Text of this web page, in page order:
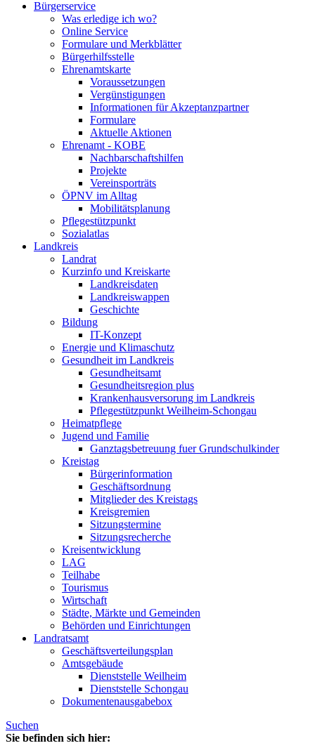
Bürgerservice
Was erledige ich wo?
Online Service
Formulare und Merkblätter
Bürgerhilfsstelle
Ehrenamtskarte
Voraussetzungen
Vergünstigungen
Informationen für Akzeptanzpartner
Formulare
Aktuelle Aktionen
Ehrenamt - KOBE
Nachbarschaftshilfen
Projekte
Vereinsporträts
ÖPNV im Alltag
Mobilitätsplanung
Pflegestützpunkt
Sozialatlas
Landkreis
Landrat
Kurzinfo und Kreiskarte
Landkreisdaten
Landkreiswappen
Geschichte
Bildung
IT-Konzept
Energie und Klimaschutz
Gesundheit im Landkreis
Gesundheitsamt
Gesundheitsregion plus
Krankenhausversorung im Landkreis
Pflegestützpunkt Weilheim-Schongau
Heimatpflege
Jugend und Familie
Ganztagsbetreuung fuer Grundschulkinder
Kreistag
Bürgerinformation
Geschäftsordnung
Mitglieder des Kreistags
Kreisgremien
Sitzungstermine
Sitzungsrecherche
Kreisentwicklung
LAG
Teilhabe
Tourismus
Wirtschaft
Städte, Märkte und Gemeinden
Behörden und Einrichtungen
Landratsamt
Geschäftsverteilungsplan
Amtsgebäude
Dienststelle Weilheim
Dienststelle Schongau
Dokumentenausgabebox
Suchen
Sie befinden sich hier: